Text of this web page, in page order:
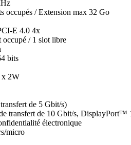
occupés / Extension max 32 Go
E 4.0 4x
occupé / 1 slot libre
bits
x 2W
de 5 Gbit/s)
transfert de 10 Gbit/s, DisplayPort™
électronique
micro